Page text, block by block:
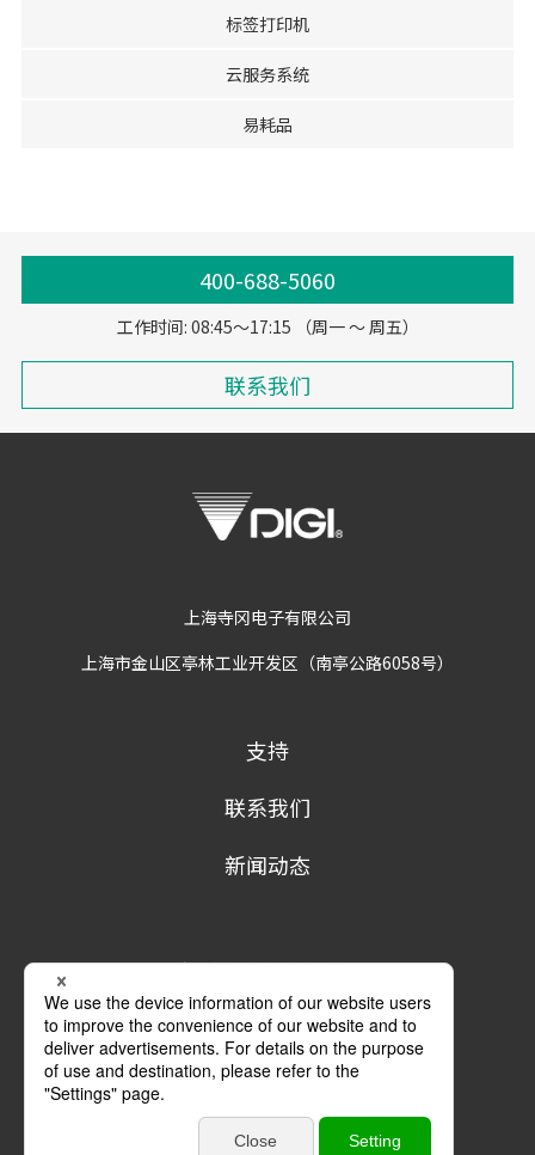
标签打印机
云服务系统
易耗品
400-688-5060
工作时间: 08:45～17:15 （周一 ～ 周五）
联系我们
上海寺冈电子有限公司
上海市金山区亭林工业开发区（南亭公路6058号）
支持
联系我们
新闻动态
隐私政策 条款及条件 商标